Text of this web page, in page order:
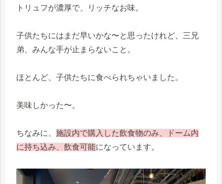
トリュフが濃厚で、リッチなお味。
子供たちにはまだ早いかな〜と思ったけれど、三兄
弟、みんな手が止まらないこと。
ほとんど、子供たちに食べられちゃいました。
美味しかった〜。
ちなみに、 施設内で購入した飲食物のみ、ドーム内
に持ち込み、飲食可能になっています。